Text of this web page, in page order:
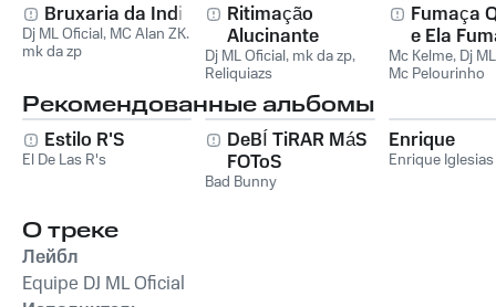
Bruxaria da India
Dj ML Oficial, MC Alan ZK,
mk da zp
Ritimação
Alucinante
Dj ML Oficial, mk da zp,
Reliquiazs
Fumaça
e Ela
Onda
Mc Kelme, Dj
Mc Pelourinho
Рекомендованные альбомы
Estilo R'S
El De Las R's
DeBÍ TiRAR MáS
FOToS
Bad Bunny
Enrique
Enrique Iglesias
О треке
Лейбл
Equipe DJ ML Oficial